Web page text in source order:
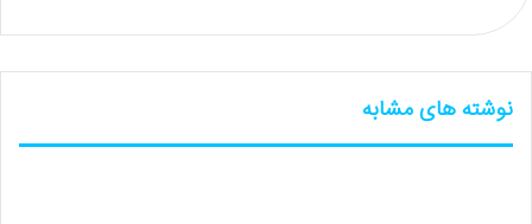
نوشته های مشابه